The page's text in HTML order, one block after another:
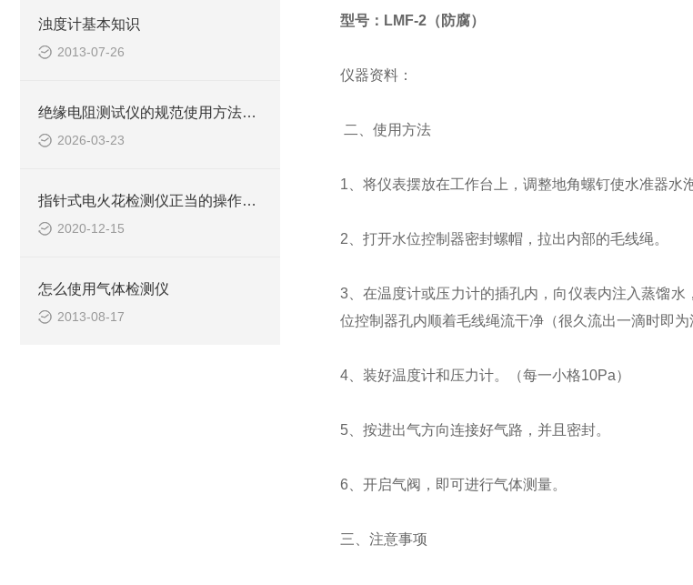
浊度计基本知识
2013-07-26
绝缘电阻测试仪的规范使用方法详解
2026-03-23
指针式电火花检测仪正当的操作规范请知悉
2020-12-15
怎么使用气体检测仪
2013-08-17
型号：LMF-2（防腐）
仪器资料：
二、使用方法
1、将仪表摆放在工作台上，调整地角螺钉使水准器水
2、打开水位控制器密封螺帽，拉出内部的毛线绳。
3、在温度计或压力计的插孔内，向仪表内注入蒸馏
位控制器孔内顺着毛线绳流干净（很久流出一滴时即
4、装好温度计和压力计。（每一小格10Pa）
5、按进出气方向连接好气路，并且密封。
6、开启气阀，即可进行气体测量。
三、注意事项